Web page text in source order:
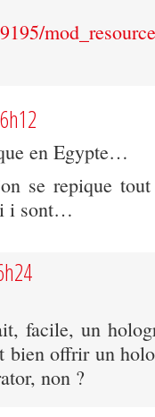
en Egypte…
se repique
i sont…
facile, un
offrir un
non ?